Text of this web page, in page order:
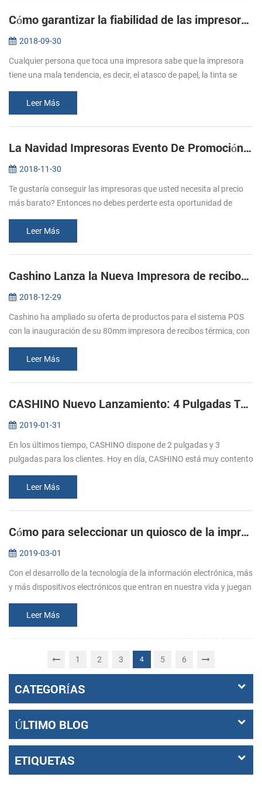
Cómo garantizar la fiabilidad de las impresoras de quiosco térmicas?
2018-09-30
Cualquier persona que toca una impresora sabe que la impresora
tiene una mala tendencia, es decir, el atasco de papel, la tinta se
impresor...
Leer Más
La Navidad Impresoras Evento De Promoción De 2018
2018-11-30
Te gustaría conseguir las impresoras que usted necesita al precio
más barato? Entonces no debes perderte esta oportunidad de
diciembre. 31 ...
Leer Más
Cashino Lanza la Nueva Impresora de recibos Térmica EP-380C
2018-12-29
Cashino ha ampliado su oferta de productos para el sistema POS
con la inauguración de su 80mm impresora de recibos térmica, con
impresora térmic...
Leer Más
CASHINO Nuevo Lanzamiento: 4 Pulgadas Térmica del Quiosco de la Impresora
2019-01-31
En los últimos tiempo, CASHINO dispone de 2 pulgadas y 3
pulgadas para los clientes. Hoy en día, CASHINO está muy contento
que se puede im...
Leer Más
Cómo para seleccionar un quiosco de la impresora térmica: Parte uno
2019-03-01
Con el desarrollo de la tecnología de la información electrónica, más
y más dispositivos electrónicos que entran en nuestra vida y juegan
Leer Más
1 2 3 4 5 6
CATEGORÍAS
ÚLTIMO BLOG
ETIQUETAS